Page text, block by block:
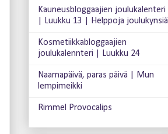
Kauneusbloggaajien joulukalenteri
| Luukku 13 | Helppoja joulukynsiä
Kosmetiikkabloggaajien
joulukalennteri | Luukku 24
Naamapäivä, paras päivä | Mun
lempimeikki
Rimmel Provocalips